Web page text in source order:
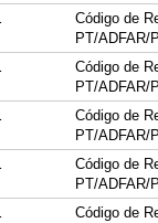
Código de
PT/ADFAR/
Código de
PT/ADFAR/
Código de
PT/ADFAR/
Código de
PT/ADFAR/
Código de